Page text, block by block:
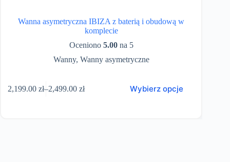
Wanna asymetryczna IBIZA z baterią i obudową w
komplecie
Oceniono 5.00na 5
Wanny, Wanny asymetryczne
2,199.00 zł–2,499.00 zł
Zakres
Wybierz opcje